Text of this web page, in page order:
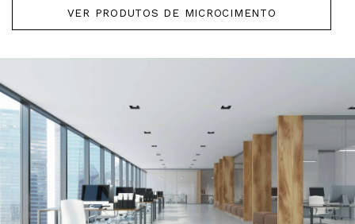
VER PRODUTOS DE MICROCIMENTO